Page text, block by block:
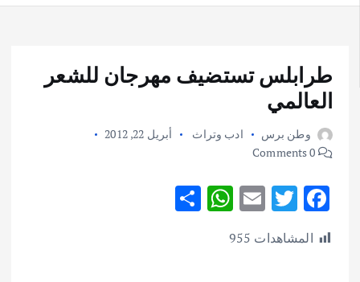
طرابلس تستضيف مهرجان للشعر
العالمي
وطن برس ادب وتراث
أبريل 22, 2012
F
ac
e
T
w
it
E
ai
W
المشاهدات 955